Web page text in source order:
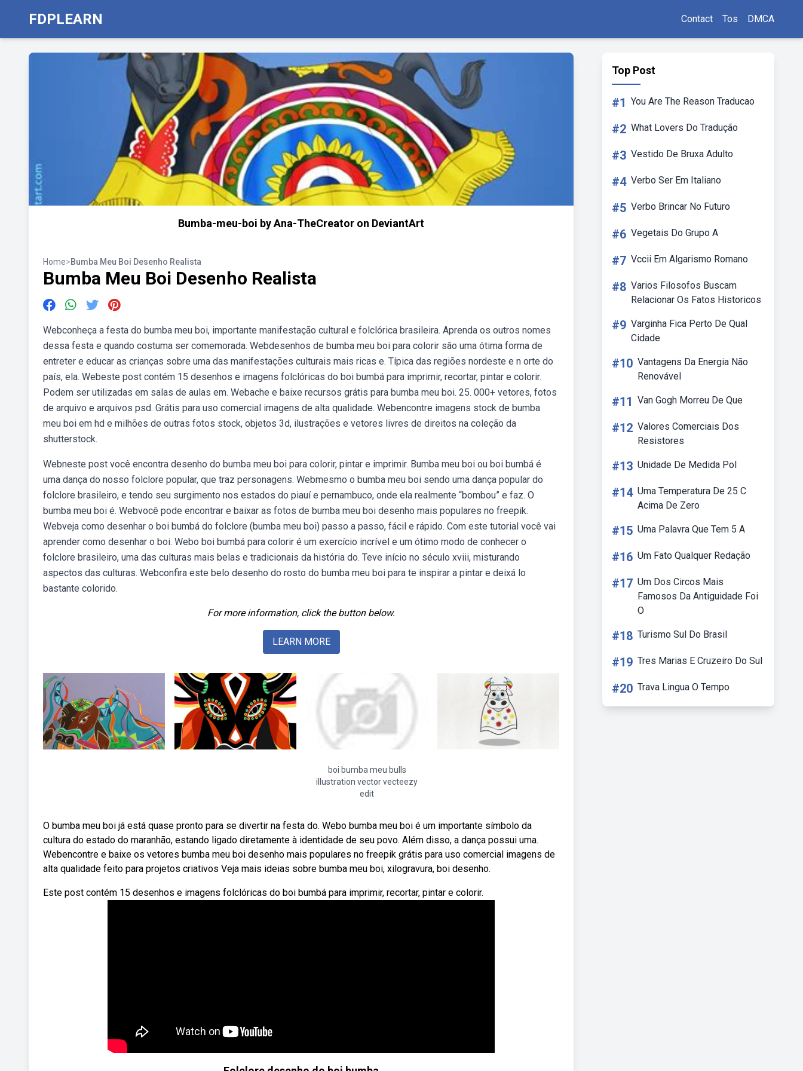
FDPLEARN Contact Tos DMCA
Bumba-meu-boi by Ana-TheCreator on DeviantArt
Home>Bumba Meu Boi Desenho Realista
Bumba Meu Boi Desenho Realista
Webconheça a festa do bumba meu boi, importante manifestação cultural e folclórica brasileira. Aprenda os outros nomes
dessa festa e quando costuma ser comemorada. Webdesenhos de bumba meu boi para colorir são uma ótima forma de
entreter e educar as crianças sobre uma das manifestações culturais mais ricas e. Típica das regiões nordeste e n orte do
país, ela. Webeste post contém 15 desenhos e imagens folclóricas do boi bumbá para imprimir, recortar, pintar e colorir.
Podem ser utilizadas em salas de aulas em. Webache e baixe recursos grátis para bumba meu boi. 25. 000+ vetores, fotos
de arquivo e arquivos psd. Grátis para uso comercial imagens de alta qualidade. Webencontre imagens stock de bumba
meu boi em hd e milhões de outras fotos stock, objetos 3d, ilustrações e vetores livres de direitos na coleção da
shutterstock.
Webneste post você encontra desenho do bumba meu boi para colorir, pintar e imprimir. Bumba meu boi ou boi bumbá é
uma dança do nosso folclore popular, que traz personagens. Webmesmo o bumba meu boi sendo uma dança popular do
folclore brasileiro, e tendo seu surgimento nos estados do piauí e pernambuco, onde ela realmente “bombou” e faz. O
bumba meu boi é. Webvocê pode encontrar e baixar as fotos de bumba meu boi desenho mais populares no freepik.
Webveja como desenhar o boi bumbá do folclore (bumba meu boi) passo a passo, fácil e rápido. Com este tutorial você vai
aprender como desenhar o boi. Webo boi bumbá para colorir é um exercício incrível e um ótimo modo de conhecer o
folclore brasileiro, uma das culturas mais belas e tradicionais da história do. Teve início no século xviii, misturando
aspectos das culturas. Webconfira este belo desenho do rosto do bumba meu boi para te inspirar a pintar e deixá lo
bastante colorido.
For more information, click the button below.
LEARN MORE
boi bumba meu bulls
illustration vector vecteezy
edit
O bumba meu boi já está quase pronto para se divertir na festa do. Webo bumba meu boi é um importante símbolo da
cultura do estado do maranhão, estando ligado diretamente à identidade de seu povo. Além disso, a dança possui uma.
Webencontre e baixe os vetores bumba meu boi desenho mais populares no freepik grátis para uso comercial imagens de
alta qualidade feito para projetos criativos Veja mais ideias sobre bumba meu boi, xilogravura, boi desenho.
Este post contém 15 desenhos e imagens folclóricas do boi bumbá para imprimir, recortar, pintar e colorir.
Top Post
#1 You Are The Reason Traducao
#2 What Lovers Do Tradução
#3 Vestido De Bruxa Adulto
#4 Verbo Ser Em Italiano
#5 Verbo Brincar No Futuro
#6 Vegetais Do Grupo A
#7 Vccii Em Algarismo Romano
#8 Varios Filosofos Buscam
Relacionar Os Fatos Historicos
#9 Varginha Fica Perto De Qual
Cidade
#10 Vantagens Da Energia Não
Renovável
#11 Van Gogh Morreu De Que
#12 Valores Comerciais Dos
Resistores
#13 Unidade De Medida Pol
#14 Uma Temperatura De 25 C
Acima De Zero
#15 Uma Palavra Que Tem 5 A
#16 Um Fato Qualquer Redação
#17 Um Dos Circos Mais
Famosos Da Antiguidade Foi
O
#18 Turismo Sul Do Brasil
#19 Tres Marias E Cruzeiro Do Sul
#20 Trava Lingua O Tempo